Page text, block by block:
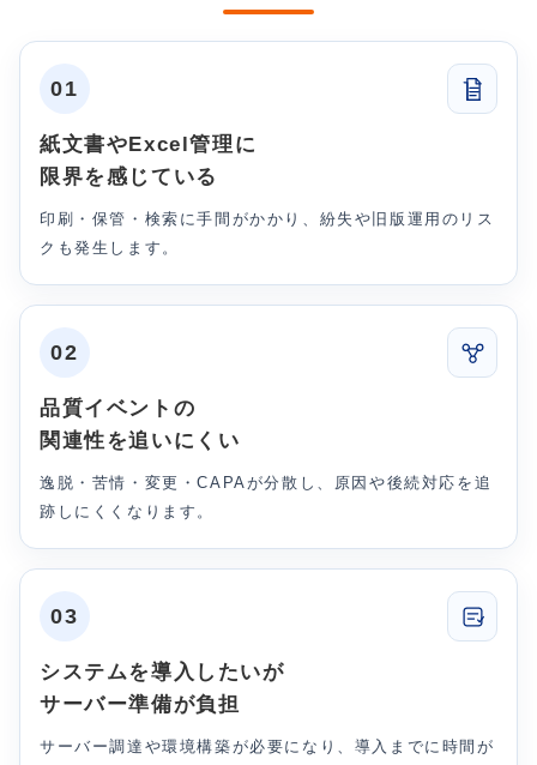
01
紙文書やExcel管理に
限界を感じている
印刷・保管・検索に手間がかかり、紛失や旧版運用のリス
クも発生します。
02
品質イベントの
関連性を追いにくい
逸脱・苦情・変更・CAPAが分散し、原因や後続対応を追
跡しにくくなります。
03
システムを導入したいが
サーバー準備が負担
サーバー調達や環境構築が必要になり、導入までに時間が